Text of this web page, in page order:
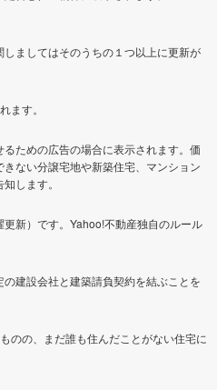
ましてはそのうちの１つ以上に更新が
ます。
ための広告の場合に表示されます。価
ない分譲宅地や新築住宅、マンション
します。
新）です。Yahoo!不動産独自のルール
建設会社と建築請負契約を結ぶことを
のの、まだ誰も住んだことがない住宅に